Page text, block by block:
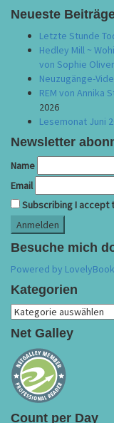
Neueste
Letzte Stunde
Hedley Mill ~
von Sophie
Neuzugänge-
REM von Annika
2026
Lesemonat Juni
Newsletter
Name
Email
Subscribing I accept
Besuche mich
Powered by
Kategorien
Kategorien
Net Galley
Count per Day